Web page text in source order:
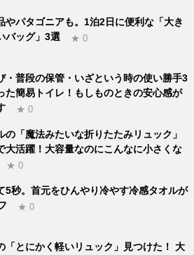
やパタゴニアも。1泊2日に便利な「大き
バッグ」3選
★ 0
・普段の保管・いざという時の使い勝手3
た簡易トイレ！もしものときの安心感が
★ 0
の「魔法みたいな折りたたみリュック」
大活躍！大容量なのにこんなに小さくな
★ 0
5秒。首元をひんやり冷やす冷感タオルが
★ 0
「とにかく軽いリュック」見つけた！ 大